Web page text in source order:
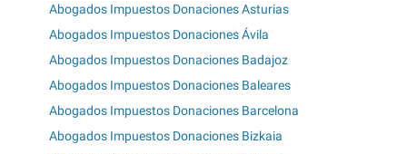
Abogados Impuestos Donaciones Asturias
Abogados Impuestos Donaciones Ávila
Abogados Impuestos Donaciones Badajoz
Abogados Impuestos Donaciones Baleares
Abogados Impuestos Donaciones Barcelona
Abogados Impuestos Donaciones Bizkaia